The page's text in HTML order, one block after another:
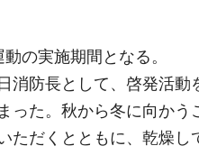
の実施期間となる。
防長として、啓発活動
った。秋から冬に向か
だくとともに、乾燥し